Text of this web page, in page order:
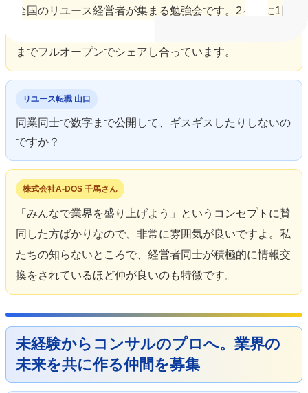
全国のリユース経営者が集まる勉強会です。2ヶ月に1回
までフルオープンでシェアし合っています。
リユース転職 山口
同業同士で数字まで公開して、ギスギスしたりしないの
ですか？
株式会社A-DOS 千馬さん
「みんなで業界を盛り上げよう」というコンセプトに賛
同した方ばかりなので、非常に雰囲気が良いですよ。私
たちの知らないところで、経営者同士が積極的に情報交
換をされているほど仲が良いのも特徴です。
未経験からコンサルのプロへ。業界の
未来を共に作る仲間を募集